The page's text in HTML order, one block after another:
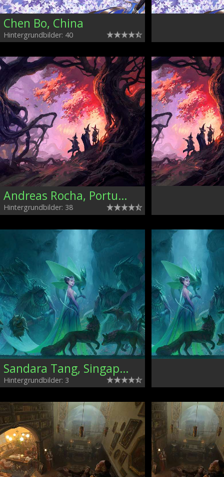
Chen Bo, China
Hintergrundbilder: 40
Andreas Rocha, Portugal
Hintergrundbilder: 38
Sandara Tang, Singapore
Hintergrundbilder: 3